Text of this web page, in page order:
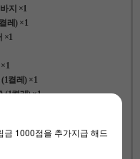
지 ×1
레) ×1
×1
켤레) ×1
(1켤레) ×1
(1켤레) ×1
레) ×1
켤레) ×1
1000점을 추가지급 해드